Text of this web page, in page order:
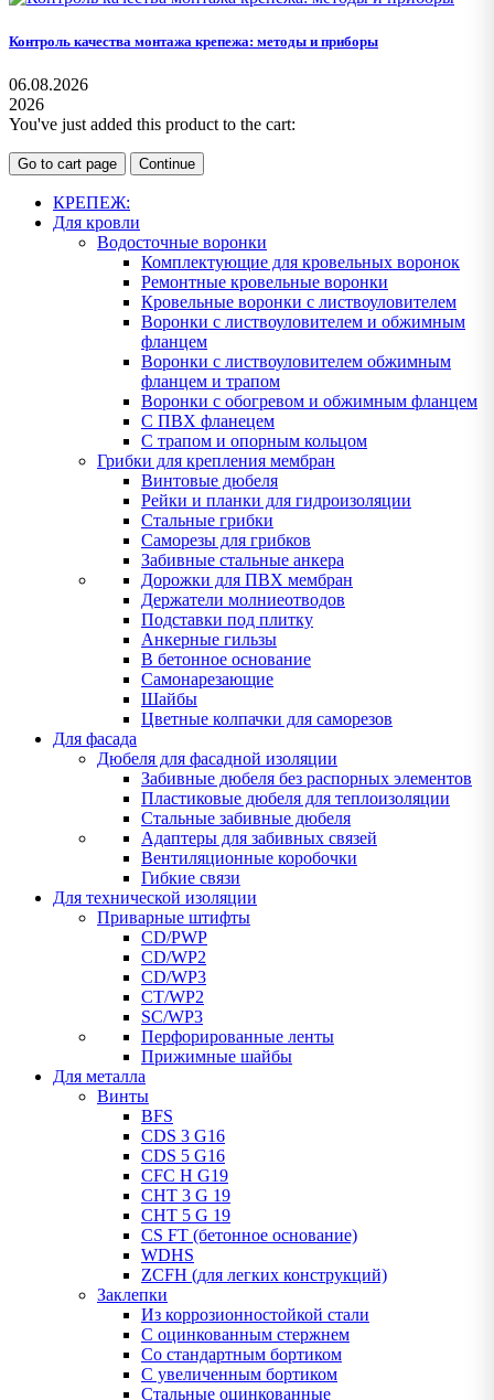
Контроль качества монтажа крепежа: методы и приборы
06.08.2026
2026
You've just added this product to the cart:
Go to cart page Continue
КРЕПЕЖ:
Для кровли
Водосточные воронки
Комплектующие для кровельных воронок
Ремонтные кровельные воронки
Кровельные воронки с листвоуловителем
Воронки с листвоуловителем и обжимным
фланцем
Воронки с листвоуловителем обжимным
фланцем и трапом
Воронки с обогревом и обжимным фланцем
С ПВХ фланецем
С трапом и опорным кольцом
Грибки для крепления мембран
Винтовые дюбеля
Рейки и планки для гидроизоляции
Стальные грибки
Саморезы для грибков
Забивные стальные анкера
Дорожки для ПВХ мембран
Держатели молниеотводов
Подставки под плитку
Анкерные гильзы
В бетонное основание
Самонарезающие
Шайбы
Цветные колпачки для саморезов
Для фасада
Дюбеля для фасадной изоляции
Забивные дюбеля без распорных элементов
Пластиковые дюбеля для теплоизоляции
Стальные забивные дюбеля
Адаптеры для забивных связей
Вентиляционные коробочки
Гибкие связи
Для технической изоляции
Приварные штифты
CD/PWP
CD/WP2
CD/WP3
CT/WP2
SC/WP3
Перфорированные ленты
Прижимные шайбы
Для металла
Винты
BFS
CDS 3 G16
CDS 5 G16
CFC H G19
CHT 3 G 19
CHT 5 G 19
CS FT (бетонное основание)
WDHS
ZCFH (для легких конструкций)
Заклепки
Из коррозионностойкой стали
С оцинкованным стержнем
Со стандартным бортиком
С увеличенным бортиком
Стальные оцинкованные